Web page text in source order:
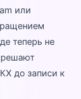
или
теперь не
решают
до записи к